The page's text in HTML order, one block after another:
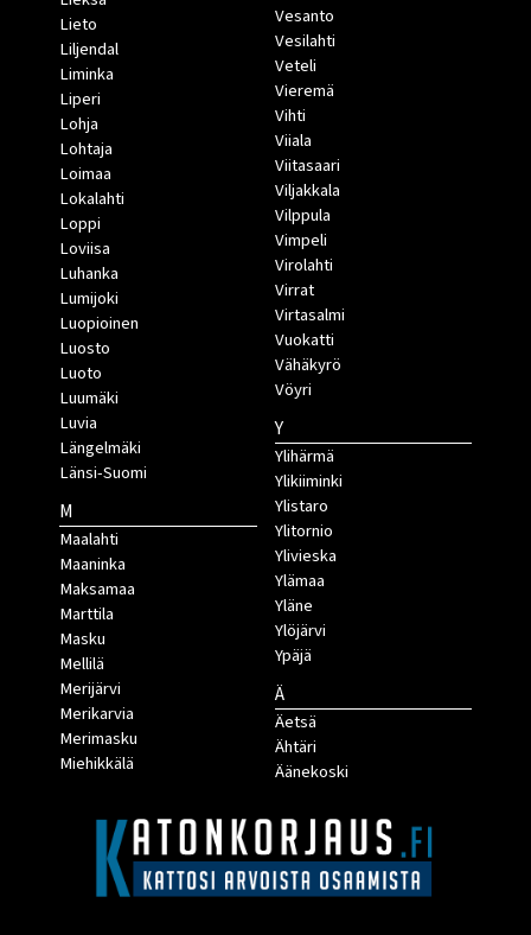
Lieto
Liljendal
Liminka
Liperi
Lohja
Lohtaja
Loimaa
Lokalahti
Loppi
Loviisa
Luhanka
Lumijoki
Luopioinen
Luosto
Luoto
Luumäki
Luvia
Längelmäki
Länsi-Suomi
M
Maalahti
Maaninka
Maksamaa
Marttila
Masku
Mellilä
Merijärvi
Merikarvia
Merimasku
Miehikkälä
Vesanto
Vesilahti
Veteli
Vieremä
Vihti
Viiala
Viitasaari
Viljakkala
Vilppula
Vimpeli
Virolahti
Virrat
Virtasalmi
Vuokatti
Vähäkyrö
Vöyri
Y
Ylihärmä
Ylikiiminki
Ylistaro
Ylitornio
Ylivieska
Ylämaa
Yläne
Ylöjärvi
Ypäjä
Ä
Äetsä
Ähtäri
Äänekoski